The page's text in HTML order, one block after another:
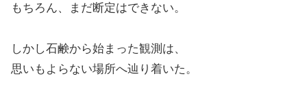
もちろん、まだ断定はできない。
しかし石鹸から始まった観測は、
思いもよらない場所へ辿り着いた。